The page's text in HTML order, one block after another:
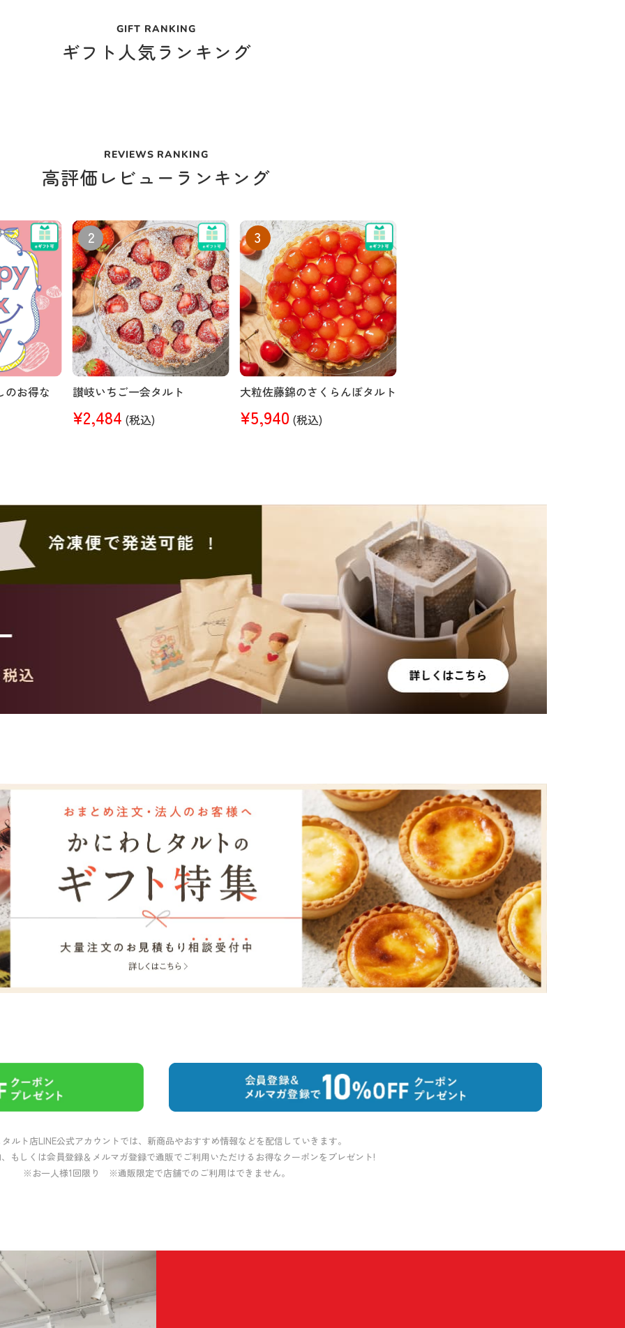
GIFT RANKING
ギフト人気ランキング
REVIEWS RANKING
高評価レビューランキング
のお得な 讃岐いちご一会タルト
¥2,484 (税込)
大粒佐藤錦のさくらんぼタルト
¥5,940 (税込)
ルト店LINE公式アカウントでは、新商品やおすすめ情報などを配信していきます。
もしくは会員登録＆メルマガ登録で通販でご利用いただけるお得なクーポンをプレゼント!
※お一人様1回限り ※通販限定で店舗でのご利用はできません。